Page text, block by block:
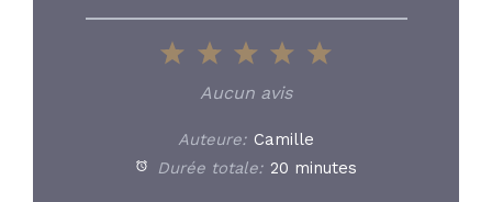
5
4
3
Stars
2
Stars
1
Star
Aucun avis
Auteure: Camille
Durée totale: 20 minutes